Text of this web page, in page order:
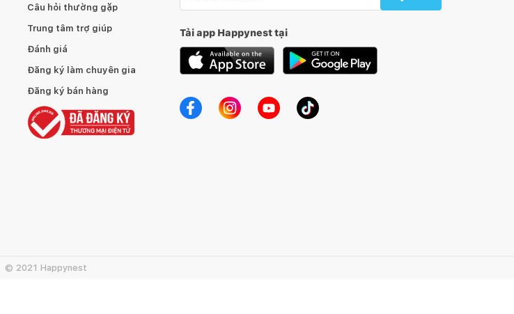
Câu hỏi thường gặp
Trung tâm trợ giúp
Đánh giá
Đăng ký làm chuyên gia
Đăng ký bán hàng
Tải app Happynest tại
© 2021 Happynest